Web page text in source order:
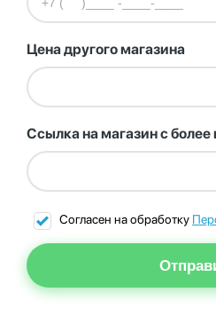
Цена другого магазина
Ссылка на магазин с более
Согласен на обработку